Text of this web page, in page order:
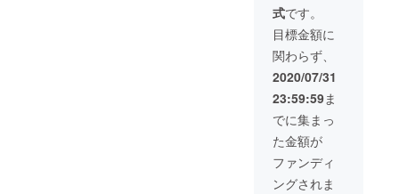
カー２
枚（赤
星たみ
こ＆久
井めぐ
み） 開
田裕治
イラス
トポス
トカー
ド1枚。
開田裕
治、猫
式です。
目標金額に
関わらず、
2020/07/31
23:59:59ま
でに集まっ
た金額が
ファンディ
ングされま